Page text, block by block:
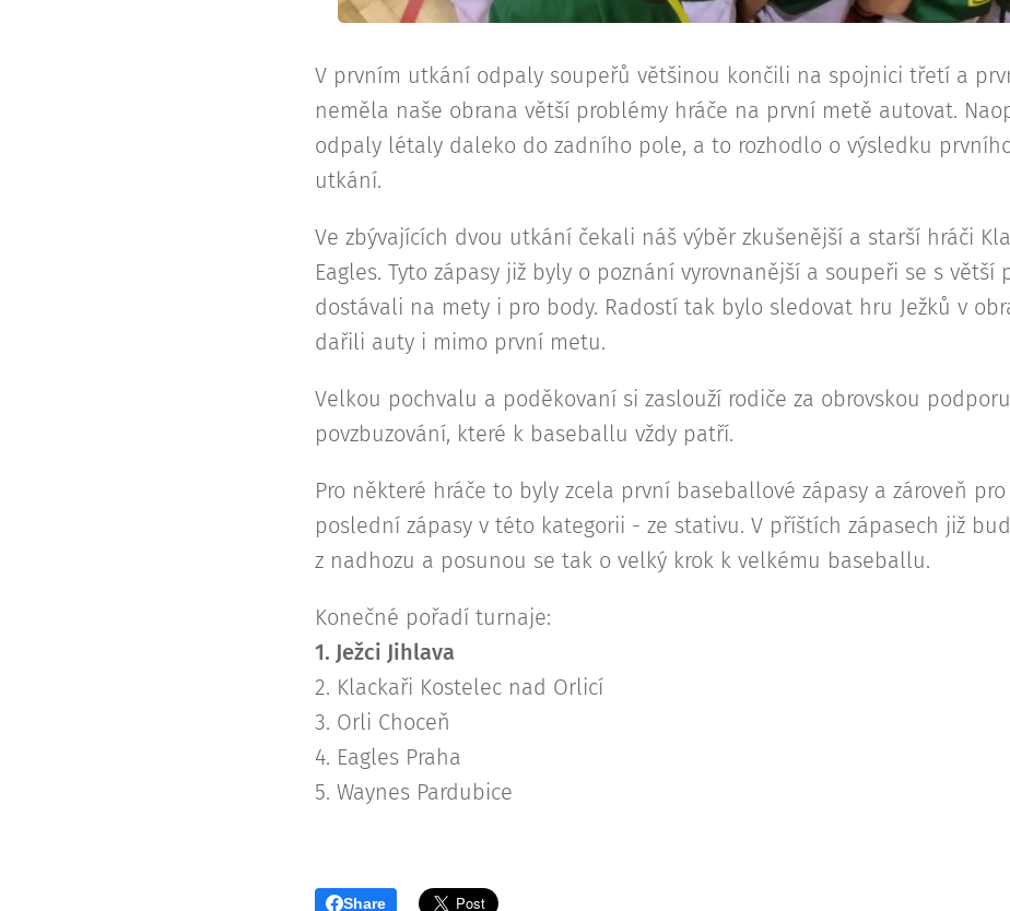
V prvním utkání odpaly soupeřů většinou končili na spojnici třetí a
neměla naše obrana větší problémy hráče na první metě autovat.
odpaly létaly daleko do zadního pole, a to rozhodlo o výsledku
utkání.
Ve zbývajících dvou utkání čekali náš výběr zkušenější a starší hráči
Eagles. Tyto zápasy již byly o poznání vyrovnanější a soupeři se s větší
dostávali na mety i pro body. Radostí tak bylo sledovat hru Ježků v
dařili auty i mimo první metu.
Velkou pochvalu a poděkovaní si zaslouží rodiče za obrovskou
povzbuzování, které k baseballu vždy patří.
Pro některé hráče to byly zcela první baseballové zápasy a zároveň
poslední zápasy v této kategorii - ze stativu. V příštích zápasech již
z nadhozu a posunou se tak o velký krok k velkému baseballu.
Konečné pořadí turnaje:
1. Ježci Jihlava
2. Klackaři Kostelec nad Orlicí
3. Orli Choceň
4. Eagles Praha
5. Waynes Pardubice
Share